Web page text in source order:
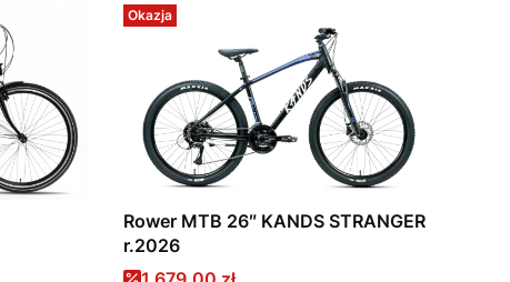
Okazja
Rower MTB 26″ KANDS STRANGER
r.2026
Cena promocyjna